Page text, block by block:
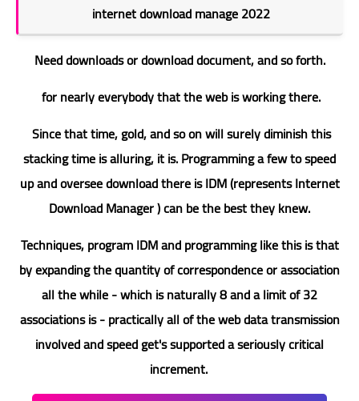
internet download manage 2022
Need downloads or download document, and so forth.
for nearly everybody that the web is working there.
Since that time, gold, and so on will surely diminish this
stacking time is alluring, it is. Programming a few to speed
up and oversee download there is IDM (represents Internet
Download Manager ) can be the best they knew.
Techniques, program IDM and programming like this is that
by expanding the quantity of correspondence or association
all the while - which is naturally 8 and a limit of 32
associations is - practically all of the web data transmission
involved and speed get's supported a seriously critical
increment.